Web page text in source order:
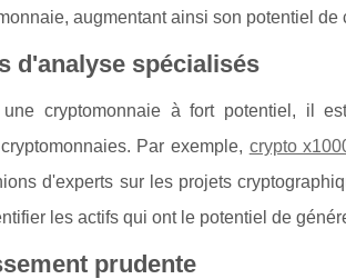
augmentant ainsi son potentiel de
d'analyse spécialisés
cryptomonnaie à fort potentiel, il
Par exemple, crypto
d'experts sur les projets
les actifs qui ont le potentiel de
prudente